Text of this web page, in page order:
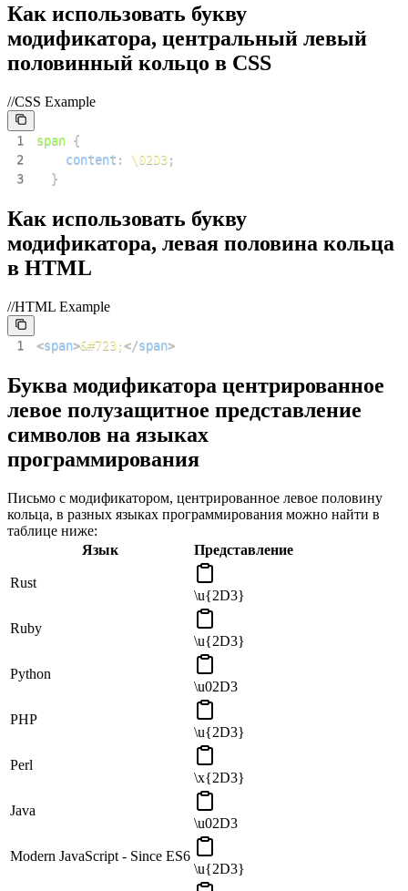
Как использовать букву
модификатора, центральный левый
половинный кольцо в CSS
//CSS Example
1 span {
2
content : \02D3;
3
}
Как использовать букву
модификатора, левая половина кольца
в HTML
//HTML Example
1 <span>&#723;</span>
Буква модификатора центрированное
левое полузащитное представление
символов на языках
программирования
Письмо с модификатором, центрированное левое половину
кольца, в разных языках программирования можно найти в
таблице ниже:
Язык
Представление
Rust
\u{2D3}
Ruby
\u{2D3}
Python
\u02D3
PHP
\u{2D3}
Perl
\x{2D3}
Java
\u02D3
Modern JavaScript - Since ES6
\u{2D3}